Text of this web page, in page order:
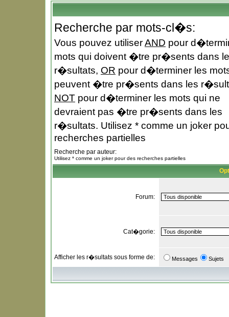
Recherche par mots-cl�s:
Vous pouvez utiliserAND pour
mots qui doivent �tre pr�sents dans
r�sultats, OR pour d�terminer les
peuvent �tre pr�sents dans les
NOT pour d�terminer les mots qui ne
devraient pas �tre pr�sents dans les
r�sultats. Utilisez * comme un joker
recherches partielles
Recherche par auteur:
Utilisez * comme un joker pour des recherches partielles
Forum:
Cat�gorie:
Afficher les r�sultats sous forme de: Messages Sujets